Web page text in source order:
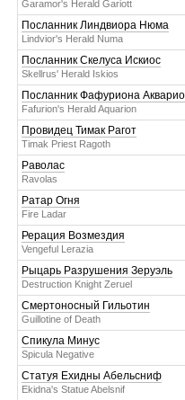
Garamor's Herald Gariott
Посланник Линдвиора Нюма
Lindvior's Herald Numa
Посланник Скелуса Искиос
Skellrus' Herald Iskios
Посланник Фафуриона
Fafurion's Herald Aquarion
Провидец Тимак Рагот
Timak Priest Ragoth
Раволас
Ravolas
Ратар Огня
Fire Ladar
Рерация Возмездия
Vengeful Lerazia
Рыцарь Разрушения Зеруэль
Destruction Knight Zeruel
Смертоносный Гильотин
Guillotine of Death
Спикула Минус
Spicula Negative
Статуя Ехидны Абельсниф
Ekidna's Statue Abelsnif